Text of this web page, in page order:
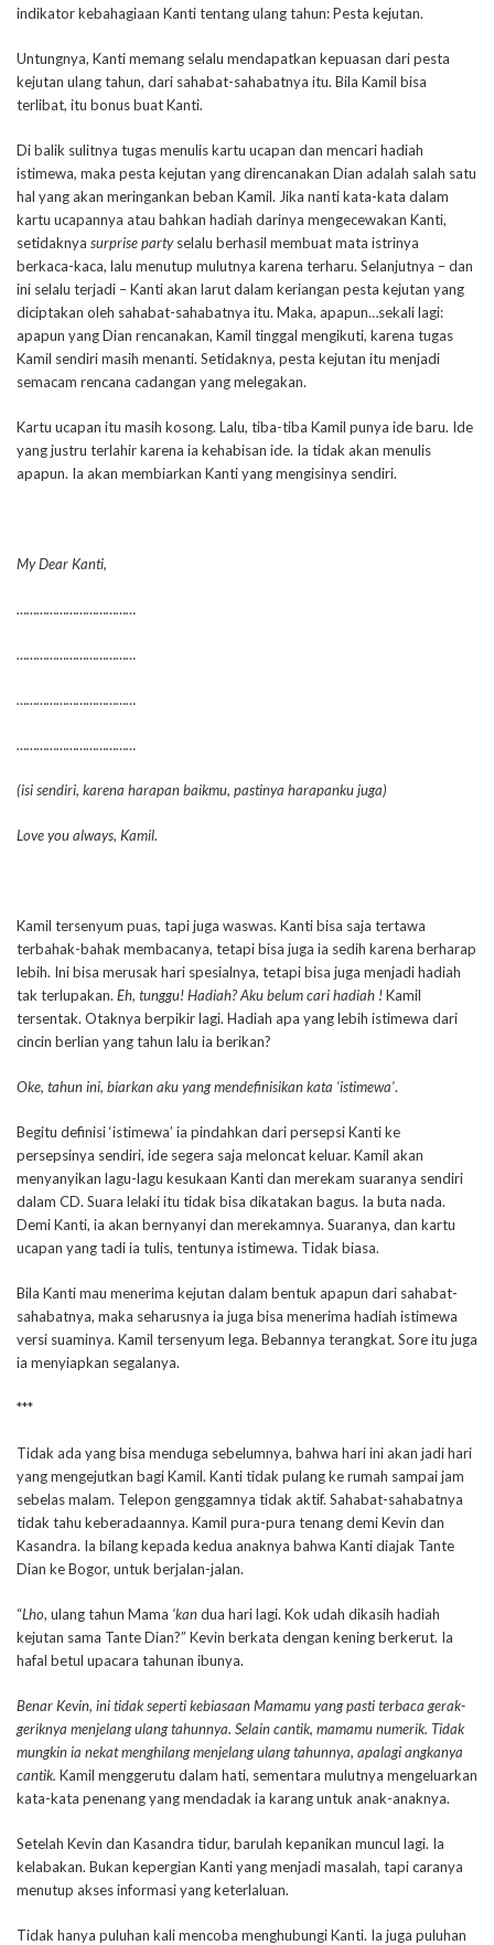
indikator kebahagiaan Kanti tentang ulang tahun: Pesta kejutan.
Untungnya, Kanti memang selalu mendapatkan kepuasan dari pesta
kejutan ulang tahun, dari sahabat-sahabatnya itu. Bila Kamil bisa
terlibat, itu bonus buat Kanti.
Di balik sulitnya tugas menulis kartu ucapan dan mencari hadiah
istimewa, maka pesta kejutan yang direncanakan Dian adalah salah satu
hal yang akan meringankan beban Kamil. Jika nanti kata-kata dalam
kartu ucapannya atau bahkan hadiah darinya mengecewakan Kanti,
setidaknya surprise partyselalu berhasil membuat mata istrinya
berkaca-kaca, lalu menutup mulutnya karena terharu. Selanjutnya – dan
ini selalu terjadi – Kanti akan larut dalam keriangan pesta kejutan yang
diciptakan oleh sahabat-sahabatnya itu. Maka, apapun…sekali lagi:
apapun yang Dian rencanakan, Kamil tinggal mengikuti, karena tugas
Kamil sendiri masih menanti. Setidaknya, pesta kejutan itu menjadi
semacam rencana cadangan yang melegakan.
Kartu ucapan itu masih kosong. Lalu, tiba-tiba Kamil punya ide baru. Ide
yang justru terlahir karena ia kehabisan ide. Ia tidak akan menulis
apapun. Ia akan membiarkan Kanti yang mengisinya sendiri.
My Dear Kanti,
………………………………
………………………………
………………………………
………………………………
(isi sendiri, karena harapan baikmu, pastinya harapanku juga)
Love you always, Kamil.
Kamil tersenyum puas, tapi juga waswas. Kanti bisa saja tertawa
terbahak-bahak membacanya, tetapi bisa juga ia sedih karena berharap
lebih. Ini bisa merusak hari spesialnya, tetapi bisa juga menjadi hadiah
tak terlupakan. Eh, tunggu! Hadiah? Aku belum cari hadiah !Kamil
tersentak. Otaknya berpikir lagi. Hadiah apa yang lebih istimewa dari
cincin berlian yang tahun lalu ia berikan?
Oke, tahun ini, biarkan aku yang mendefinisikan kata ‘istimewa’.
Begitu definisi ‘istimewa’ ia pindahkan dari persepsi Kanti ke
persepsinya sendiri, ide segera saja meloncat keluar. Kamil akan
menyanyikan lagu-lagu kesukaan Kanti dan merekam suaranya sendiri
dalam CD. Suara lelaki itu tidak bisa dikatakan bagus. Ia buta nada.
Demi Kanti, ia akan bernyanyi dan merekamnya. Suaranya, dan kartu
ucapan yang tadi ia tulis, tentunya istimewa. Tidak biasa.
Bila Kanti mau menerima kejutan dalam bentuk apapun dari sahabat-
sahabatnya, maka seharusnya ia juga bisa menerima hadiah istimewa
versi suaminya. Kamil tersenyum lega. Bebannya terangkat. Sore itu juga
ia menyiapkan segalanya.
***
Tidak ada yang bisa menduga sebelumnya, bahwa hari ini akan jadi hari
yang mengejutkan bagi Kamil. Kanti tidak pulang ke rumah sampai jam
sebelas malam. Telepon genggamnya tidak aktif. Sahabat-sahabatnya
tidak tahu keberadaannya. Kamil pura-pura tenang demi Kevin dan
Kasandra. Ia bilang kepada kedua anaknya bahwa Kanti diajak Tante
Dian ke Bogor, untuk berjalan-jalan.
“Lho, ulang tahun Mama ‘kandua hari lagi. Kok udah dikasih hadiah
kejutan sama Tante Dian?” Kevin berkata dengan kening berkerut. Ia
hafal betul upacara tahunan ibunya.
Benar Kevin, ini tidak seperti kebiasaan Mamamu yang pasti terbaca gerak-
geriknya menjelang ulang tahunnya. Selain cantik, mamamu numerik. Tidak
mungkin ia nekat menghilang menjelang ulang tahunnya, apalagi angkanya
cantik. Kamil menggerutu dalam hati, sementara mulutnya mengeluarkan
kata-kata penenang yang mendadak ia karang untuk anak-anaknya.
Setelah Kevin dan Kasandra tidur, barulah kepanikan muncul lagi. Ia
kelabakan. Bukan kepergian Kanti yang menjadi masalah, tapi caranya
menutup akses informasi yang keterlaluan.
Tidak hanya puluhan kali mencoba menghubungi Kanti. Ia juga puluhan